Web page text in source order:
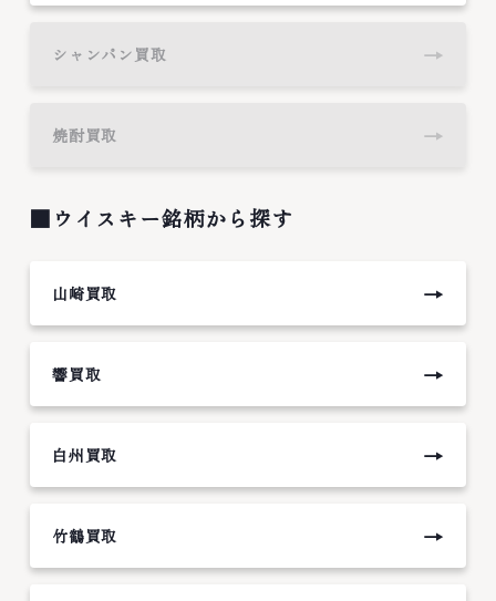
シャンパン買取 →
焼酎買取 →
■ウイスキー銘柄から探す
山崎買取 →
響買取 →
白州買取 →
竹鶴買取 →